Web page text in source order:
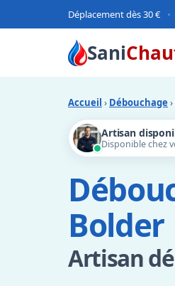
Déplacement dès 30 € •
Sani
Accueil › Débouchage
Artisan
Disponible chez
Bolder
Artisan